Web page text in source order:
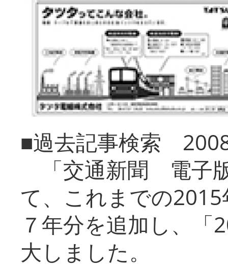
■過去記事検索
「交通新聞 電子
て、これまでの
７年分を追加し、「
大しまし